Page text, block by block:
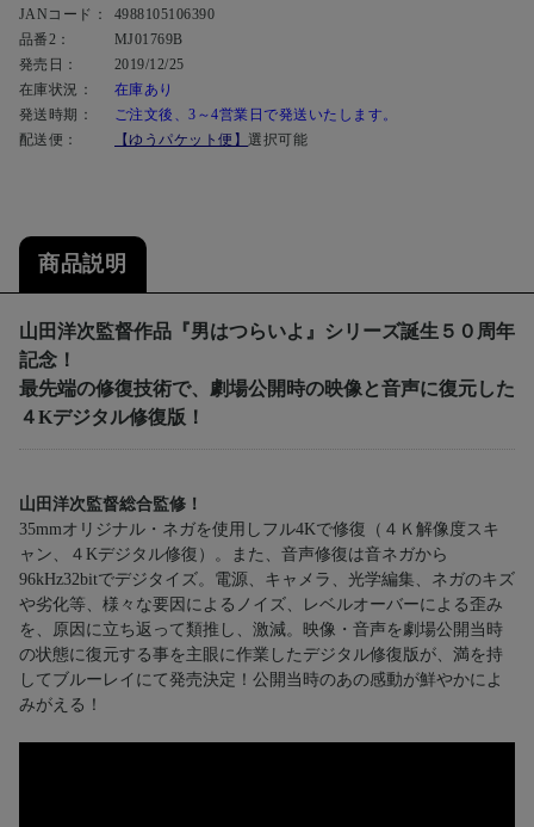
JANコード：
4988105106390
品番2：
MJ01769B
発売日：
2019/12/25
在庫状況：
在庫あり
発送時期：
ご注文後、3～4営業日で発送いたします。
配送便：
【ゆうパケット便】選択可能
商品説明
山田洋次監督作品『男はつらいよ』シリーズ誕生５０周年
記念！
最先端の修復技術で、劇場公開時の映像と音声に復元した
４Kデジタル修復版！
山田洋次監督総合監修！
35mmオリジナル・ネガを使用しフル4Kで修復（４Ｋ解像度スキ
ャン、４Kデジタル修復）。また、音声修復は音ネガから
96kHz32bitでデジタイズ。電源、キャメラ、光学編集、ネガのキズ
や劣化等、様々な要因によるノイズ、レベルオーバーによる歪み
を、原因に立ち返って類推し、激減。映像・音声を劇場公開当時
の状態に復元する事を主眼に作業したデジタル修復版が、満を持
してブルーレイにて発売決定！公開当時のあの感動が鮮やかによ
みがえる！